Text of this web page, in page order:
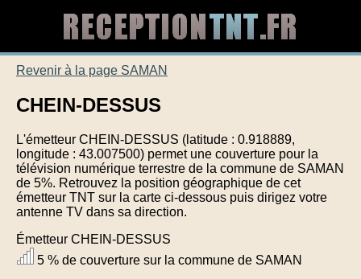
Revenir à la page SAMAN
CHEIN-DESSUS
L'émetteur CHEIN-DESSUS (latitude : 0.918889,
longitude : 43.007500) permet une couverture pour la
télévision numérique terrestre de la commune de SAMAN
de 5%. Retrouvez la position géographique de cet
émetteur TNT sur la carte ci-dessous puis dirigez votre
antenne TV dans sa direction.
Émetteur CHEIN-DESSUS
5 % de couverture sur la commune de SAMAN